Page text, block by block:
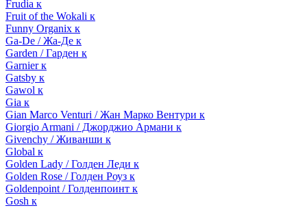
Frudia к
Fruit of the Wokali к
Funny Organix к
Ga-De / Жа-Де к
Garden / Гарден к
Garnier к
Gatsby к
Gawol к
Gia к
Gian Marco Venturi / Жан Марко Вентури к
Giorgio Armani / Джорджио Армани к
Givenchy / Живанши к
Global к
Golden Lady / Голден Леди к
Golden Rose / Голден Роуз к
Goldenpoint / Голденпоинт к
Gosh к